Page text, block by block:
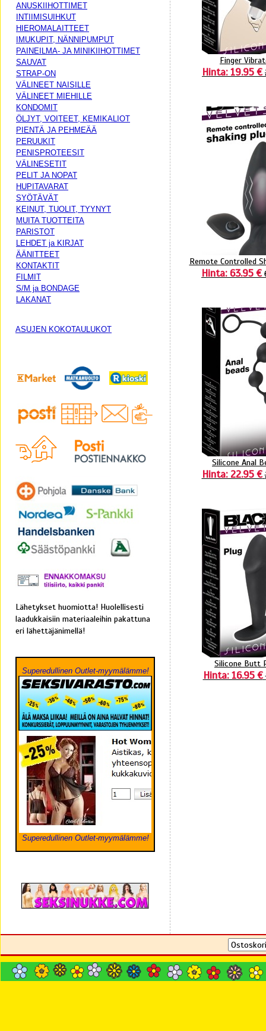
ANUSKIIHOTTIMET
INTIIMISUIHKUT
HIEROMALAITTEET
IMUKUPIT, NÄNNIPUMPUT
PAINEILMA- JA MINIKIIHOTTIMET
SAUVAT
STRAP-ON
VÄLINEET NAISILLE
VÄLINEET MIEHILLE
KONDOMIT
ÖLJYT, VOITEET, KEMIKALIOT
PIENTÄ JA PEHMEÄÄ
PERUUKIT
PENISPROTEESIT
VÄLINESETIT
PELIT JA NOPAT
HUPITAVARAT
SYÖTÄVÄT
KEINUT, TUOLIT, TYYNYT
MUITA TUOTTEITA
PARISTOT
LEHDET ja KIRJAT
ÄÄNITTEET
KONTAKTIT
FILMIT
S/M ja BONDAGE
LAKANAT
ASUJEN KOKOTAULUKOT
Lähetykset huomiotta! Huolellisesti
laadukkaisiin materiaaleihin pakattuna
eri lähettäjänimellä!
Superedullinen Outlet-myymälämme!
Superedullinen Outlet-myymälämme!
Finger
Hinta: 19.95 €
Remote Controlled
Hinta: 63.95 €
Silicone Anal
Hinta: 22.95 €
Silicone Butt
Hinta: 16.95 €